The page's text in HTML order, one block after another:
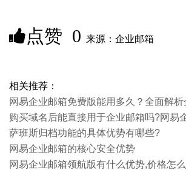
点赞 0 来源：企业邮箱
相关推荐：
网易企业邮箱免费版能用多久？全面解
购买域名后能直接用于企业邮箱吗?网易
​萨班斯归档功能的具体优势有哪些?
网易企业邮箱的核心安全优势
网易企业邮箱领航版有什么优势,价格怎